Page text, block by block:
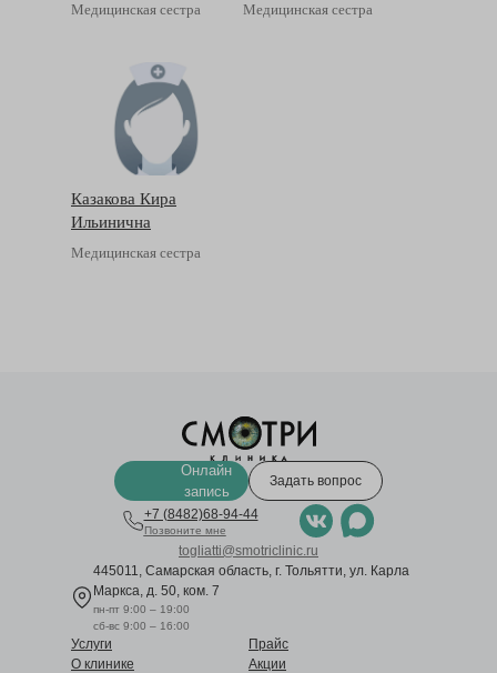
Медицинская сестра Медицинская сестра
Казакова Кира
Ильинична
Медицинская сестра
Онлайн
запись
Задать вопрос
+7 (8482)68-94-44
Позвоните мне
togliatti@smotriclinic.ru
445011, Самарская область, г. Тольятти, ул. Карла
Маркса, д. 50, ком. 7
пн-пт 9:00 – 19:00
сб-вс 9:00 – 16:00
Услуги
Прайс
О клинике
Акции